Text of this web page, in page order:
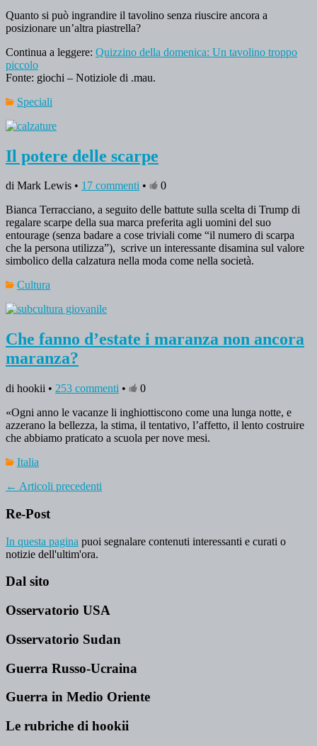
Quanto si può ingrandire il tavolino senza riuscire ancora a
posizionare un’altra piastrella?
Continua a leggere: Quizzino della domenica: Un tavolino troppo
piccolo
Fonte: giochi – Notiziole di .mau.
Speciali
Il potere delle scarpe
di Mark Lewis • 17 commenti •
0
Bianca Terracciano, a seguito delle battute sulla scelta di Trump di
regalare scarpe della sua marca preferita agli uomini del suo
entourage (senza badare a cose triviali come “il numero di scarpa
che la persona utilizza”), scrive un interessante disamina sul valore
simbolico della calzatura nella moda come nella società.
Cultura
Che fanno d’estate i maranza non ancora
maranza?
di hookii • 253 commenti •
0
«Ogni anno le vacanze li inghiottiscono come una lunga notte, e
azzerano la bellezza, la stima, il tentativo, l’affetto, il lento costruire
che abbiamo praticato a scuola per nove mesi.
Italia
← Articoli precedenti
Re-Post
In questa pagina puoi segnalare contenuti interessanti e curati o
notizie dell'ultim'ora.
Dal sito
Osservatorio USA
Osservatorio Sudan
Guerra Russo-Ucraina
Guerra in Medio Oriente
Le rubriche di hookii